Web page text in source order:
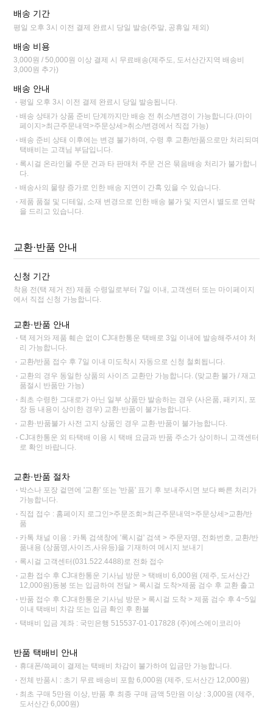
배송 기간
평일 오후 3시 이전 결제 완료시 당일 발송(주말, 공휴일 제외)
배송 비용
3,000원 / 50,000원 이상 결제 시 무료배송(제주도, 도서산간지역 배송비
3,000원 추가)
배송 안내
평일 오후 3시 이전 결제 완료시 당일 발송됩니다.
배송 상태가 상품 준비 단계까지만 배송 전 취소/변경이 가능합니다.(마이
페이지>최근주문내역>주문상세>취소/변경에서 직접 가능)
배송 준비 상태 이후에는 변경 불가하며, 수령 후 교환/반품으로만 처리되며
택배비는 고객님 부담입니다.
록시걸 온라인몰 주문 건과 타 판매처 주문 건은 묶음배송 처리가 불가합니
다.
배송사의 물량 증가로 인한 배송 지연이 간혹 있을 수 있습니다.
제품 품절 및 디테일, 소재 변경으로 인한 배송 불가 및 지연시 별도로 연락
을 드리고 있습니다.
교환·반품 안내
신청 기간
착용 전(택 제거 전) 제품 수령일로부터 7일 이내, 고객센터 또는 마이페이지
에서 직접 신청 가능합니다.
교환·반품 안내
택 제거와 제품 훼손 없이 CJ대한통운 택배로 3일 이내에 발송해주셔야 처
리 가능합니다.
교환/반품 접수 후 7일 이내 미도착시 자동으로 신청 철회됩니다.
교환의 경우 동일한 상품의 사이즈 교환만 가능합니다. (맞교환 불가 / 재고
품절시 반품만 가능)
최초 수령한 그대로가 아닌 일부 상품만 발송하는 경우 (사은품, 패키지, 포
장 등 내용이 상이한 경우) 교환·반품이 불가능합니다.
교환·반품불가 사전 고지 상품인 경우 교환·반품이 불가능합니다.
CJ대한통운 외 타택배 이용 시 택배 요금과 반품 주소가 상이하니 고객센터
로 확인 바랍니다.
교환·반품 절차
박스나 포장 겉면에 '교환' 또는 '반품' 표기 후 보내주시면 보다 빠른 처리가
가능합니다.
직접 접수 : 홈페이지 로그인>주문조회>최근주문내역>주문상세>교환/반
품
카톡 채널 이용 : 카톡 검색창에 '록시걸' 검색 > 주문자명, 전화번호, 교환/반
품내용 (상품명,사이즈,사유등)을 기재하여 메시지 보내기
록시걸 고객센터(031.522.4488)로 전화 접수
교환 접수 후 CJ대한통운 기사님 방문 > 택배비 6,000원 (제주, 도서산간
12,000원)동봉 또는 입금하여 전달 > 록시걸 도착>제품 검수 후 교환 출고
반품 접수 후 CJ대한통운 기사님 방문 > 록시걸 도착 > 제품 검수 후 4~5일
이내 택배비 차감 또는 입금 확인 후 환불
택배비 입금 계좌 : 국민은행 515537-01-017828 (주)에스에이코리아
반품 택배비 안내
휴대폰/쓱페이 결제는 택배비 차감이 불가하여 입금만 가능합니다.
전체 반품시 : 초기 무료 배송비 포함 6,000원 (제주, 도서산간 12,000원)
최초 구매 5만원 이상, 반품 후 최종 구매 금액 5만원 이상 : 3,000원 (제주,
도서산간 6,000원)